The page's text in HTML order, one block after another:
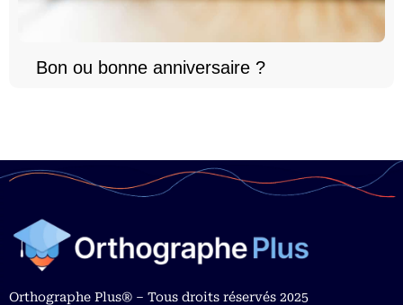
Bon ou bonne anniversaire ?
Orthographe Plus® – Tous droits réservés 2025